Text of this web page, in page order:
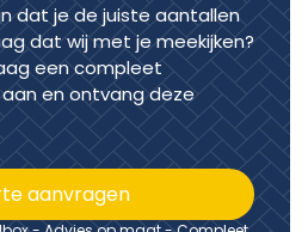
dat je de juiste aantallen
dat wij met je meekijken?
een compleet
en ontvang deze
aanvragen